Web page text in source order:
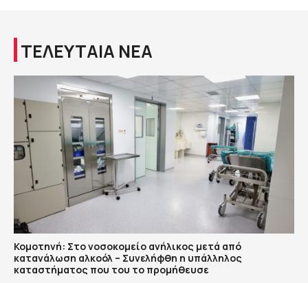
ΤΕΛΕΥΤΑΙΑ ΝΕΑ
Κομοτηνή: Στο νοσοκομείο ανήλικος μετά από
κατανάλωση αλκοόλ – Συνελήφθη η υπάλληλος
καταστήματος που του το προμήθευσε